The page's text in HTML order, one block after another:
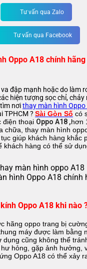
Tư vấn qua Zalo
Tư vấn qua Facebook
Oppo A18 chính
đập mạnh hoặc do làm
hiện tượng sọc chỉ,
nơithay màn hình Oppo
TPHCM ? Sài Gòn Số có
điện thoại Oppo A18 ,hơn
chữa, thay màn hình
giúp khách hàng khắc
khách hàng có thể sử
hình Oppo A18 chính
Oppo A18 khi nào
hãng oppo trang bị
máy được làm bằng
dụng cũng không thể
hỏng, gặp ảnh hưởng,
Oppo A18 có thể xảy